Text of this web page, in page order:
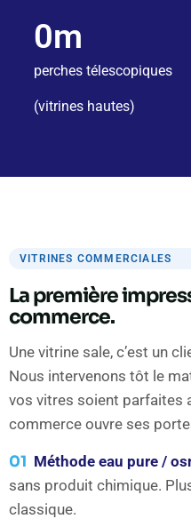
perches télescopiques
(vitrines hautes)
0m
VITRINES COMMERCIALES
La première
commerce.
Une vitrine sale, c’est un
Nous intervenons tôt le
vos vitres soient parfaites
commerce ouvre ses
01 Méthode eau pure /
sans produit chimique.
classique.